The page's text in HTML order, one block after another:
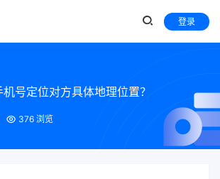
登录
号定位对方具体地理位置？
376 浏览